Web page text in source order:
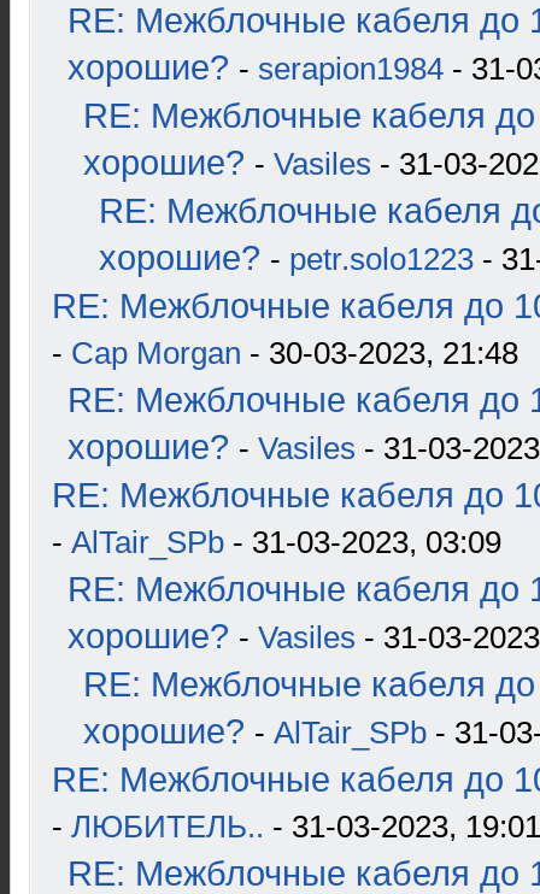
RE: Межблочные кабеля до
хорошие? - serapion1984 - 31-
RE: Межблочные кабеля до
хорошие? - Vasiles - 31-03-
RE: Межблочные кабеля
хорошие? - petr.solo1223 -
RE: Межблочные кабеля до
- Cap Morgan - 30-03-2023, 21:48
RE: Межблочные кабеля до
хорошие? - Vasiles - 31-03-
RE: Межблочные кабеля до
- AlTair_SPb - 31-03-2023, 03:09
RE: Межблочные кабеля до
хорошие? - Vasiles - 31-03-
RE: Межблочные кабеля до
хорошие? - AlTair_SPb - 31-
RE: Межблочные кабеля до
- ЛЮБИТЕЛЬ.. - 31-03-2023, 19:01
RE: Межблочные кабеля до